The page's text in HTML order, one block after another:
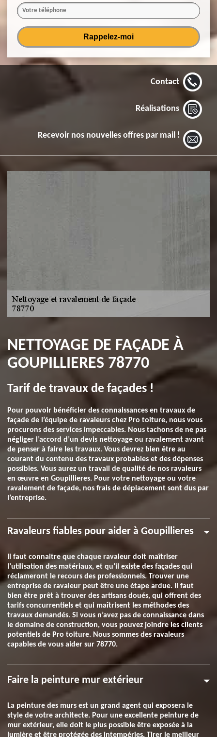
Contact
Réalisations
Recevoir nos nouvelles offres par mail !
NETTOYAGE DE FAÇADE À
GOUPILLIERES 78770
Tarif de travaux de façades !
Pour pouvoir bénéficier des connaissances en travaux de
façade de l’équipe de ravaleurs chez Pro toiture, nous vous
procurons des services impeccables. Nous tachons de ne pas
négliger l’accord d’un devis nettoyage ou ravalement avant
de penser à faire les travaux. Vous devrez bien être au
courant du contenu des travaux probables et des dépenses
possibles. Vous aurez un travail de qualité de nos ravaleurs
en œuvre en Goupillieres. Pour votre nettoyage ou votre
ravalement de façade, nos frais de déplacement sont dus par
l’entreprise.
Ravaleurs fiables pour aider à Goupillieres
Il faut connaitre que chaque ravaleur doit maîtriser
l’utilisation des matériaux, et qu’il existe des façades qui
réclameront le recours des professionnels. Trouver une
entreprise de ravaleur peut être une étape ardue. Il faut
bien être prêt à trouver des artisans doués, qui offrent des
tarifs concurrentiels et qui maîtrisent les méthodes des
travaux demandés. Si vous n’avez pas de connaissance dans
le domaine de construction, vous pouvez joindre les clients
potentiels de Pro toiture. Nous sommes des ravaleurs
capables de vous aider sur 78770.
Faire la peinture mur extérieur
La peinture des murs est un grand agent qui exposera le
style de votre architecte. Pour une excellente peinture de
mur extérieur, elle doit le plus possible être exposée à la
lumière et être protégée des intempéries. Tirer le meilleur